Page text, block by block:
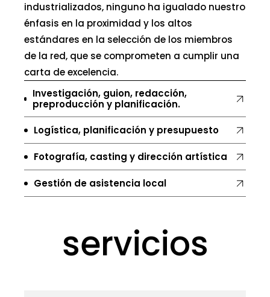
industrializados, ninguno ha igualado nuestro
énfasis en la proximidad y los altos
estándares en la selección de los miembros
de la red, que se comprometen a cumplir una
carta de excelencia.
Investigación, guion, redacción,
preproducción y planificación.
Logística, planificación y presupuesto
Fotografía, casting y dirección artística
Gestión de asistencia local
servicios